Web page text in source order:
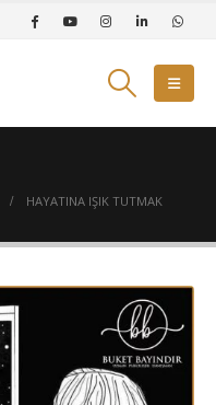
HAYATINA IŞIK TUTMAK